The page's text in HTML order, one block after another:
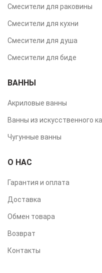
Смесители для раковины
Смесители для кухни
Смесители для душа
Смесители для биде
ВАННЫ
Акриловые ванны
Ванны из искусственного
Чугунные ванны
О НАС
Гарантия и оплата
Доставка
Обмен товара
Возврат
Контакты